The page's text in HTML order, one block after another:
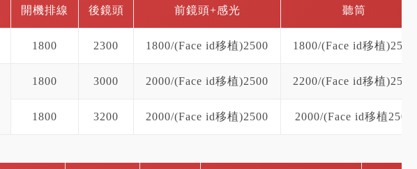
開機排線 後鏡頭 前鏡頭+感光 聽筒
1800 2300 1800/(Face id移植)2500 1800/(Face id移植)2500
1800 3000 2000/(Face id移植)2500 2200/(Face id移植)2500
1800 3200 2000/(Face id移植)2500 2000/(Face id移植2500